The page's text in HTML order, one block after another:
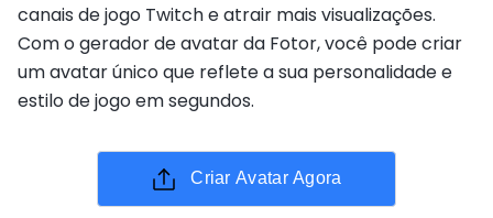
canais de jogo Twitch e atrair mais visualizações.
Com o gerador de avatar da Fotor, você pode criar
um avatar único que reflete a sua personalidade e
estilo de jogo em segundos.
Criar Avatar Agora